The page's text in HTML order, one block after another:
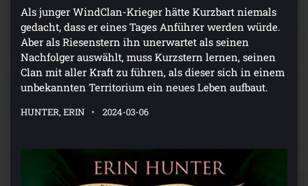
Als junger WindClan-Krieger hätte Kurzbart niemals
gedacht, dass er eines Tages Anführer werden würde.
Aber als Riesenstern ihn unerwartet als seinen
Nachfolger auswählt, muss Kurzstern lernen, seinen
Clan mit aller Kraft zu führen, als dieser sich in einem
unbekannten Territorium ein neues Leben aufbaut.
HUNTER, ERIN 2024-03-06